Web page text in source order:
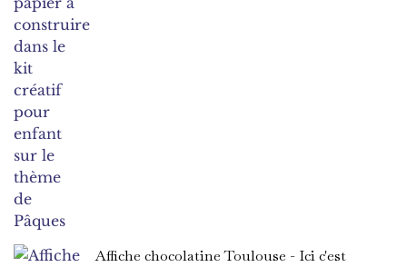
Affiche chocolatine Toulouse - Ici c'est